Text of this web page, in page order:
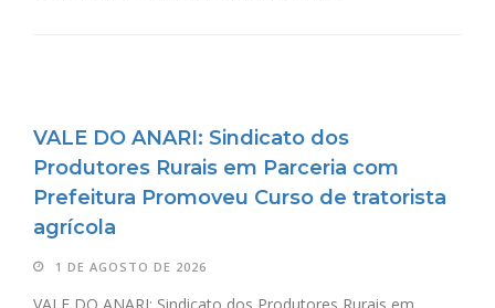
VALE DO ANARI: Sindicato dos
Produtores Rurais em Parceria com
Prefeitura Promoveu Curso de tratorista
agrícola
1 DE AGOSTO DE 2026